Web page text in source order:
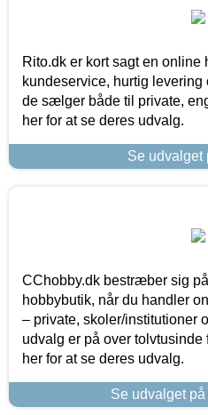
Rito.dk er kort sagt en online
kundeservice, hurtig levering
de sælger både til private,
her for at se deres udvalg.
Se udvalget
CChobby.dk bestræber sig
hobbybutik, når du handler
– private, skoler/institutioner
udvalg er på over
her for at se deres udvalg.
Se udvalget